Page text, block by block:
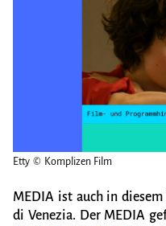
Etty © Komplizen Film
MEDIA ist auch in
di Venezia. Der MEDIA